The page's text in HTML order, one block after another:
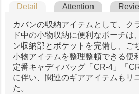
Detail Attention
カバンの収納アイテムとして、ク
ド中の小物収納に便利なポーチは
ン収納部とポケットを完備し、ご
小物アイテムを整理整頓できる便
定番キャディバッグ「CR-4」「
に伴い、関連のギアアイテムもリ
た。